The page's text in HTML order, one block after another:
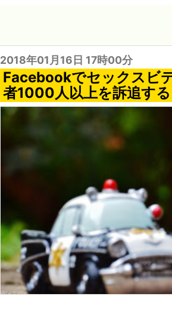
2018年01月16日 17時00分
Facebookでセックスビ
者1000人以上を訴追す